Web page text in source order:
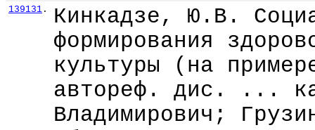
139131 .
Кинкадзе, Ю.В.
формирования
культуры (на
автореф. дис. ...
Владимирович;